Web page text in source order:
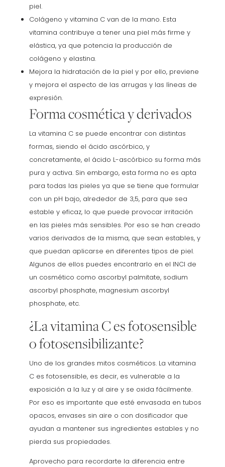
piel.
Colágeno y vitamina C van de la mano. Esta
vitamina contribuye a tener una piel más firme y
elástica, ya que potencia la producción de
colágeno y elastina.
Mejora la hidratación de la piel y por ello, previene
y mejora el aspecto de las arrugas y las líneas de
expresión.
Forma cosmética y derivados
La vitamina C se puede encontrar con distintas
formas, siendo el ácido ascórbico, y
concretamente, el ácido L-ascórbico su forma más
pura y activa. Sin embargo, esta forma no es apta
para todas las pieles ya que se tiene que formular
con un pH bajo, alrededor de 3,5, para que sea
estable y eficaz, lo que puede provocar irritación
en las pieles más sensibles. Por eso se han creado
varios derivados de la misma, que sean estables, y
que puedan aplicarse en diferentes tipos de piel.
Algunos de ellos puedes encontrarlo en el INCI de
un cosmético como ascorbyl palmitate, sodium
ascorbyl phosphate, magnesium ascorbyl
phosphate, etc.
¿La vitamina C es fotosensible
o fotosensibilizante?
Uno de los grandes mitos cosméticos. La vitamina
C es fotosensible, es decir, es vulnerable a la
exposición a la luz y al aire y se oxida fácilmente.
Por eso es importante que esté envasada en tubos
opacos, envases sin aire o con dosificador que
ayudan a mantener sus ingredientes estables y no
pierda sus propiedades.
Aprovecho para recordarte la diferencia entre